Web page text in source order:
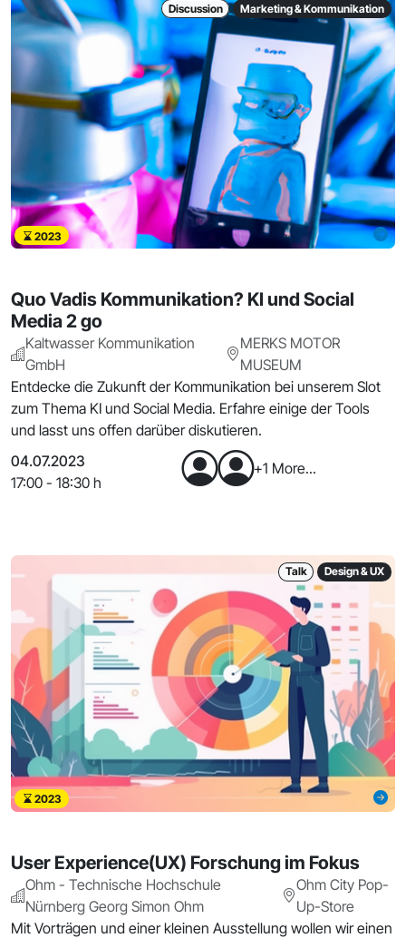
Discussion Marketing & Kommunikation
2023
Quo Vadis Kommunikation? KI und Social
Media 2 go
Kaltwasser Kommunikation
GmbH
MERKS MOTOR
MUSEUM
Entdecke die Zukunft der Kommunikation bei unserem Slot
zum Thema KI und Social Media. Erfahre einige der Tools
und lasst uns offen darüber diskutieren.
04.07.2023
17:00 - 18:30 h
+1 More...
Talk Design & UX
2023
User Experience(UX) Forschung im Fokus
Ohm - Technische Hochschule
Nürnberg Georg Simon Ohm
Ohm City Pop-
Up-Store
Mit Vorträgen und einer kleinen Ausstellung wollen wir einen